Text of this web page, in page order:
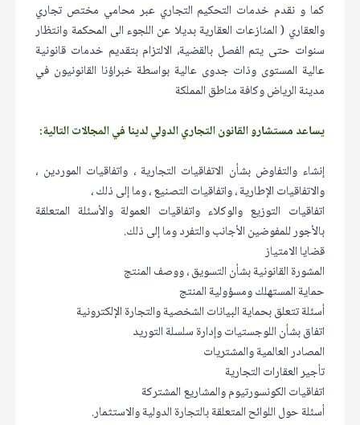
كما و نقدم خدمات التحكيم التجاري عبر محامي مختص تجاري
والعقاري ( المنازعات العقارية بديلا عن اللجوء الى المحكمة وانتظار
سنوات حتى يتم الفصل بالقضية، الالتزام بتقديم خدمات قانونية
عالية المستوى وذات جدوى عالية بواسطة خبراؤنا القانونيون في
مدينة الرياض وكافة مناطق المملكة
يساعد مستشارو القانون التجاري الدولي لدينا في المجالات التالية:
إنشاء والتفاوض بشأن الاتفاقيات التجارية ، واتفاقيات الموردين ،
والاتفاقيات الإطارية ، واتفاقيات التصنيع ، وما إلى ذلك ،
اتفاقيات التوزيع والوكلاء واتفاقيات العمولة والأسئلة المتعلقة
بالأجور للمفوضين الأجانب والتفرد وما إلى ذلك.
قضايا الامتياز
المشورة القانونية بشأن التسويق ، ووصف المنتج
حماية المستهلك ومسؤولية المنتج
أسئلة تتعلق بحماية البيانات الشخصية والتجارة الإلكترونية
اتفاق بشأن اللوجستيات وإدارة سلسلة التوريد
المصادر العالمية والمشتريات
تأجير العقارات التجارية
اتفاقيات الكونسورتيوم والمشاريع المشتركة
أسئلة حول اللوائح المتعلقة بالتجارة الدولية والاستثمار.